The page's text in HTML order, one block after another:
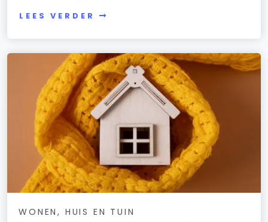
LEES VERDER
WONEN, HUIS EN TUIN